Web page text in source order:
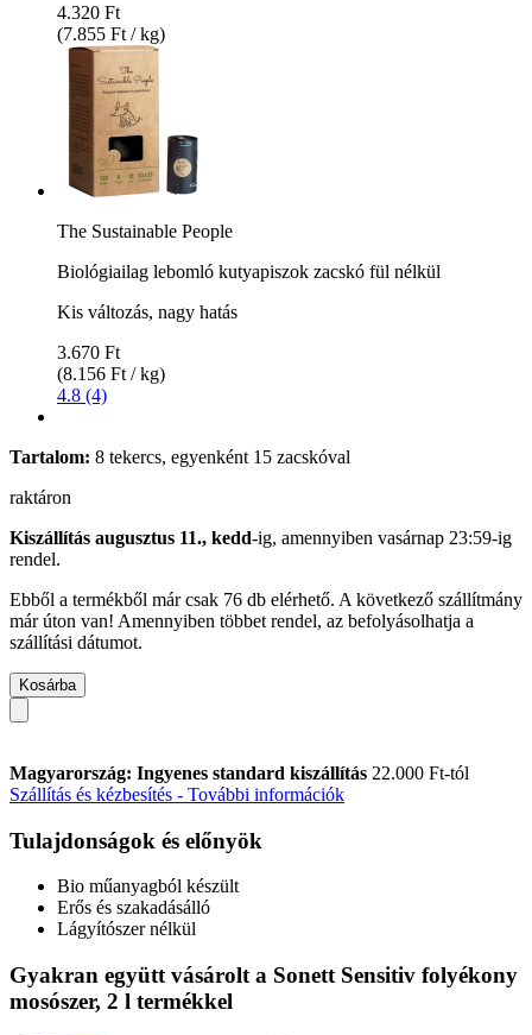
4.320 Ft
(7.855 Ft / kg)
The Sustainable People
Biológiailag lebomló kutyapiszok zacskó fül nélkül
Kis változás, nagy hatás
3.670 Ft
(8.156 Ft / kg)
4.8 (4)
Tartalom: 8 tekercs, egyenként 15 zacskóval
raktáron
Kiszállítás augusztus 11., kedd-ig, amennyiben vasárnap 23:59-ig
rendel.
Ebből a termékből már csak 76 db elérhető. A következő szállítmány
már úton van! Amennyiben többet rendel, az befolyásolhatja a
szállítási dátumot.
Kosárba
Magyarország: Ingyenes standard kiszállítás 22.000 Ft-tól
Szállítás és kézbesítés - További információk
Tulajdonságok és előnyök
Bio műanyagból készült
Erős és szakadásálló
Lágyítószer nélkül
Gyakran együtt vásárolt a Sonett Sensitiv folyékony
mosószer, 2 l termékkel